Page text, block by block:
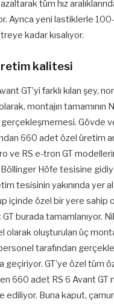
tüm hız
Ayrıca yeni lastiklerle
kadar kısalıyor.
kalitesi
GT’yi farklı kılan şey,
montajın tamamının
Gövde
660 adet özel üretim
ve RS e-tron GT
Höfe tesisine
tesisinin yakınında yer
içinde özel bir yere sahip
burada tamamlanıyor.
olarak oluşturulan üç
tarafından
geçiriyor. GT’ye özel tüm
660 adet RS 6 Avant GT
ediliyor. Buna kaput,